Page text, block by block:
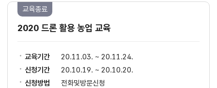
2020 드론 활용 농업 교육
교육종료
교육기간
20.11.03. ~ 20.11.24.
신청기간
20.10.19. ~ 20.10.20.
신청방법
전화및방문신청